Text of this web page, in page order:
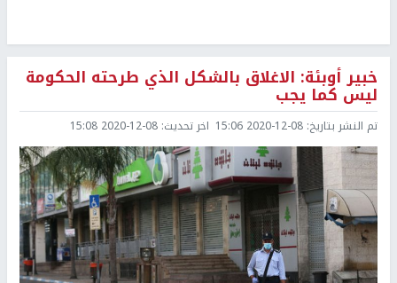
خبير أوبئة: الاغلاق بالشكل الذي طرحته الحكومة
ليس كما يجب
تم النشر بتاريخ: 2020-12-08 15:06 اخر تحديث: 2020-12-08 15:08